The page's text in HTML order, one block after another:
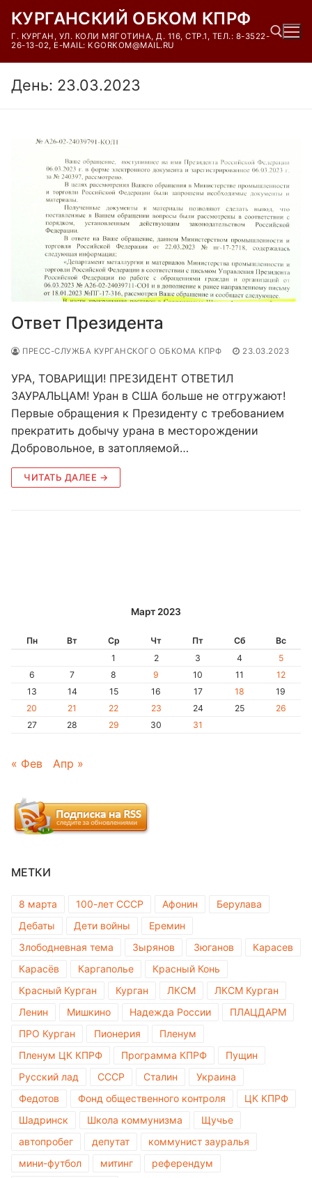
содержимому
КУРГАНСКИЙ ОБКОМ КПРФ
Г. КУРГАН, УЛ. КОЛИ МЯГОТИНА, Д. 116, СТР.1, ТЕЛ.: 8-3522-
26-13-02, E-MAIL: KGORKOM@MAIL.RU
День: 23.03.2023
Ответ Президента
ПРЕСС-СЛУЖБА КУРГАНСКОГО ОБКОМА КПРФ 23.03.2023
УРА, ТОВАРИЩИ! ПРЕЗИДЕНТ ОТВЕТИЛ
ЗАУРАЛЬЦАМ! Уран в США больше не отгружают!
Первые обращения к Президенту с требованием
прекратить добычу урана в месторождении
Добровольное, в затопляемой…
ЧИТАТЬ ДАЛЕЕ →
Март 2023
Пн Вт Ср Чт Пт Сб
Вс
1
2 3 4
5
6
7 8 9 10 11
12
13
14 15 16 17 18
19
20
21 22 23 24 25
26
27
28 29 30 31
« Фев Апр »
МЕТКИ
8 марта 100-лет СССР Афонин
Берулава
Дебаты
Дети войны
Еремин
Злободневная тема
Зырянов Зюганов
Карасев
Карасёв
Каргаполье
Красный Конь
Красный Курган
Курган ЛКСМ
ЛКСМ Курган
Ленин
Мишкино Надежда России
ПЛАЦДАРМ
ПРО Курган
Пионерия
Пленум
Пленум ЦК КПРФ
Программа КПРФ
Пущин
Русский лад
СССР Сталин
Украина
Федотов
Фонд общественного контроля
ЦК КПРФ
Шадринск
Школа коммунизма
Щучье
автопробег
депутат
коммунист зауралья
мини-футбол
митинг
референдум